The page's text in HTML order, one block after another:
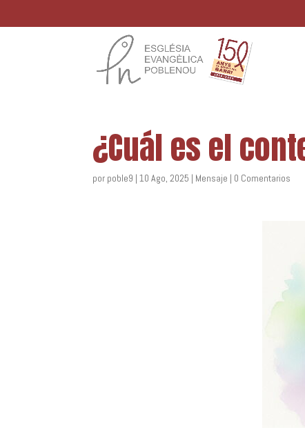
¿Cuál es el
por poble9 |10 Ago, 2025 | Mensaje | 0 Comentarios